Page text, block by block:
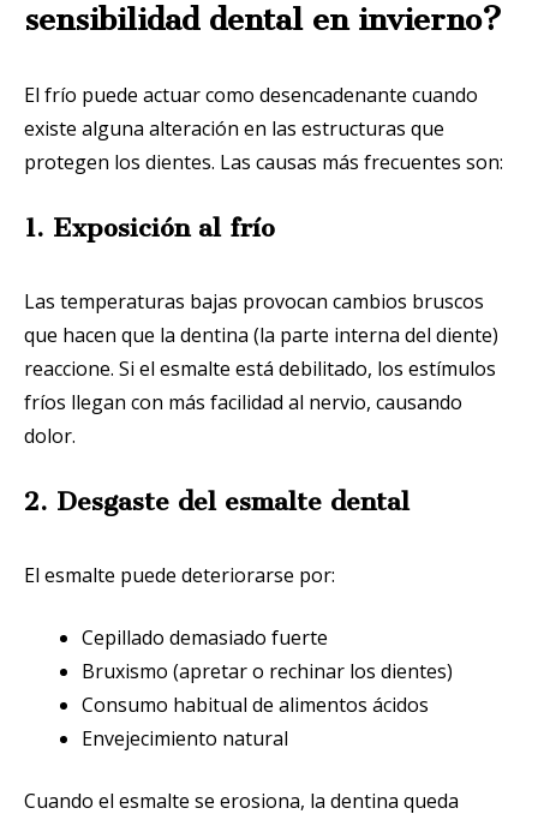
sensibilidad dental en invierno?
El frío puede actuar como desencadenante cuando
existe alguna alteración en las estructuras que
protegen los dientes. Las causas más frecuentes son:
1. Exposición al frío
Las temperaturas bajas provocan cambios bruscos
que hacen que la dentina (la parte interna del diente)
reaccione. Si el esmalte está debilitado, los estímulos
fríos llegan con más facilidad al nervio, causando
dolor.
2. Desgaste del esmalte dental
El esmalte puede deteriorarse por:
Cepillado demasiado fuerte
Bruxismo (apretar o rechinar los dientes)
Consumo habitual de alimentos ácidos
Envejecimiento natural
Cuando el esmalte se erosiona, la dentina queda